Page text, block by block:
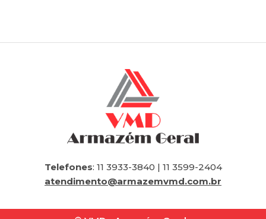
Telefones: 11 3933-3840 | 11 3599-2404
atendimento@armazemvmd.com.br